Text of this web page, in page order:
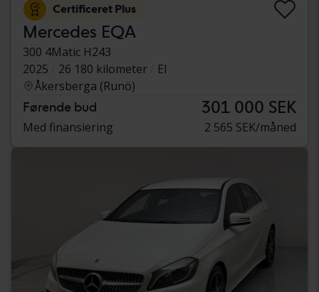
Certificeret Plus
Mercedes EQA
300 4Matic H243
2025
26 180 kilometer
El
Åkersberga (Runö)
Førende bud 301 000 SEK
Med finansiering 2 565 SEK/måned